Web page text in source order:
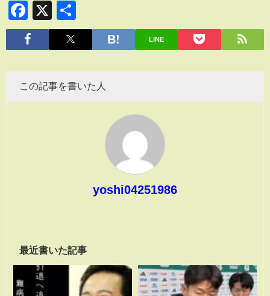
Facebook
X
有
LINE
この記事を書いた人
yoshi04251986
最近書いた記事